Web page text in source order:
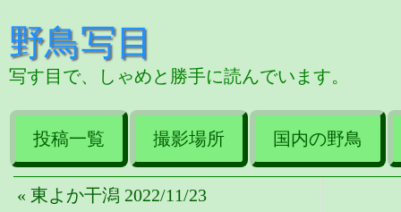
野鳥写目
写す目で、しゃめと勝手に読んでいます。
投稿一覧 撮影場所 国内の野鳥
« 東よか干潟 2022/11/23